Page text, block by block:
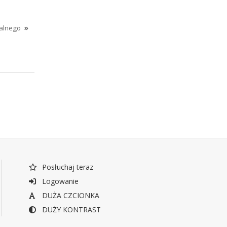
»
Posłuchaj teraz
Logowanie
DUŻA CZCIONKA
DUŻY KONTRAST